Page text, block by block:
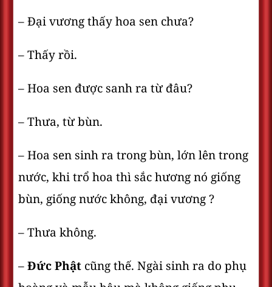
– Đại vương thấy hoa sen chưa?
– Thấy rồi.
– Hoa sen được sanh ra từ đâu?
– Thưa, từ bùn.
– Hoa sen sinh ra trong bùn, lớn lên trong
nước, khi trổ hoa thì sắc hương nó giống
bùn, giống nước không, đại vương ?
– Thưa không.
–Đức Phật cũng thế. Ngài sinh ra do phụ